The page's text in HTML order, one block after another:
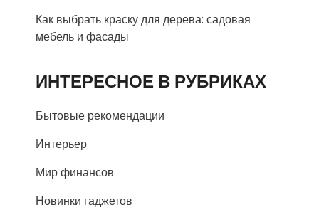
Как выбрать краску для дерева: садовая
мебель и фасады
ИНТЕРЕСНОЕ В РУБРИКАХ
Бытовые рекомендации
Интерьер
Мир финансов
Новинки гаджетов